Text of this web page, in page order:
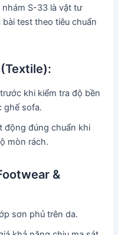
S-33 là vật tư
test theo tiêu chuẩn
khi kiểm tra độ bền
ghế sofa.
động đúng chuẩn khi
mòn rách.
&
sơn phủ trên da.